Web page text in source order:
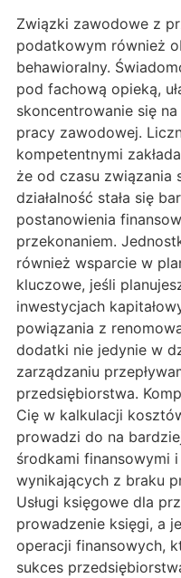
Związki zawodowe z
podatkowym również
behawioralny.
pod fachową opieką,
skoncentrowanie się
pracy zawodowej.
kompetentnymi
że od czasu związania
działalność stała się
postanowienia
przekonaniem.
również wsparcie w
kluczowe, jeśli
inwestycjach
powiązania z
dodatki nie jedynie w
zarządzaniu
przedsiębiorstwa.
Cię w kalkulacji
prowadzi do na
środkami finansowymi
wynikających z braku
Usługi księgowe dla
prowadzenie księgi, a
operacji finansowych,
sukces